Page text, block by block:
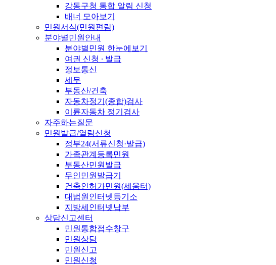
강동구청 통합 알림 신청
배너 모아보기
민원서식(민원편람)
분야별민원안내
분야별민원 한눈에보기
여권 신청 ∙ 발급
정보통신
세무
부동산/건축
자동차정기(종합)검사
이륜자동차 정기검사
자주하는질문
민원발급/열람신청
정부24(서류신청·발급)
가족관계등록민원
부동산민원발급
무인민원발급기
건축인허가민원(세움터)
대법원인터넷등기소
지방세인터넷납부
상담신고센터
민원통합접수창구
민원상담
민원신고
민원신청